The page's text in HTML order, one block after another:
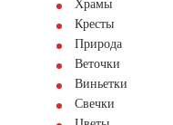
Храмы
Кресты
Природа
Веточки
Виньетки
Свечки